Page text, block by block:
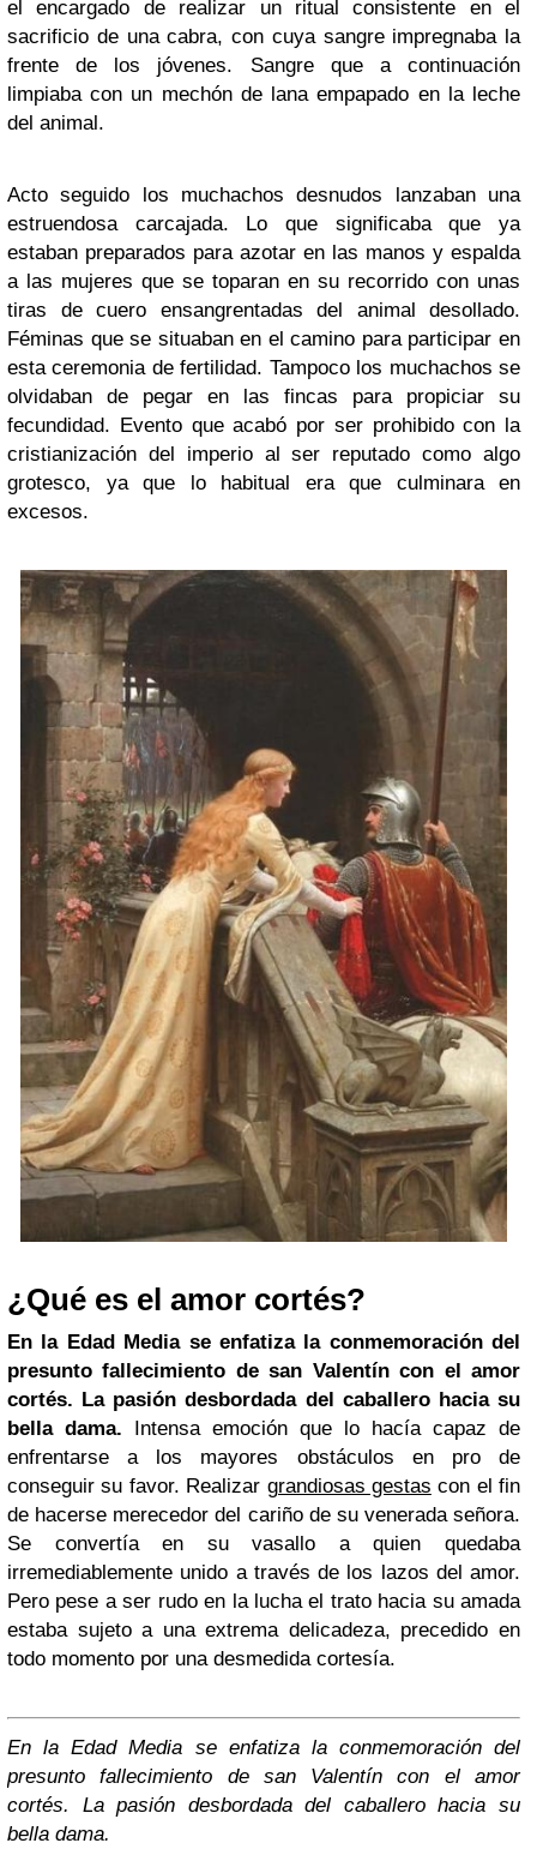
el encargado de realizar un ritual consistente en el
sacrificio de una cabra, con cuya sangre impregnaba la
frente de los jóvenes. Sangre que a continuación
limpiaba con un mechón de lana empapado en la leche
del animal.
Acto seguido los muchachos desnudos lanzaban una
estruendosa carcajada. Lo que significaba que ya
estaban preparados para azotar en las manos y espalda
a las mujeres que se toparan en su recorrido con unas
tiras de cuero ensangrentadas del animal desollado.
Féminas que se situaban en el camino para participar en
esta ceremonia de fertilidad. Tampoco los muchachos se
olvidaban de pegar en las fincas para propiciar su
fecundidad. Evento que acabó por ser prohibido con la
cristianización del imperio al ser reputado como algo
grotesco, ya que lo habitual era que culminara en
excesos.
¿Qué es el amor cortés?
En la Edad Media se enfatiza la conmemoración del
presunto fallecimiento de san Valentín con el amor
cortés. La pasión desbordada del caballero hacia su
bella dama. Intensa emoción que lo hacía capaz de
enfrentarse a los mayores obstáculos en pro de
conseguir su favor. Realizar grandiosas gestas con el fin
de hacerse merecedor del cariño de su venerada señora.
Se convertía en su vasallo a quien quedaba
irremediablemente unido a través de los lazos del amor.
Pero pese a ser rudo en la lucha el trato hacia su amada
estaba sujeto a una extrema delicadeza, precedido en
todo momento por una desmedida cortesía.
En la Edad Media se enfatiza la conmemoración del
presunto fallecimiento de san Valentín con el amor
cortés. La pasión desbordada del caballero hacia su
bella dama.